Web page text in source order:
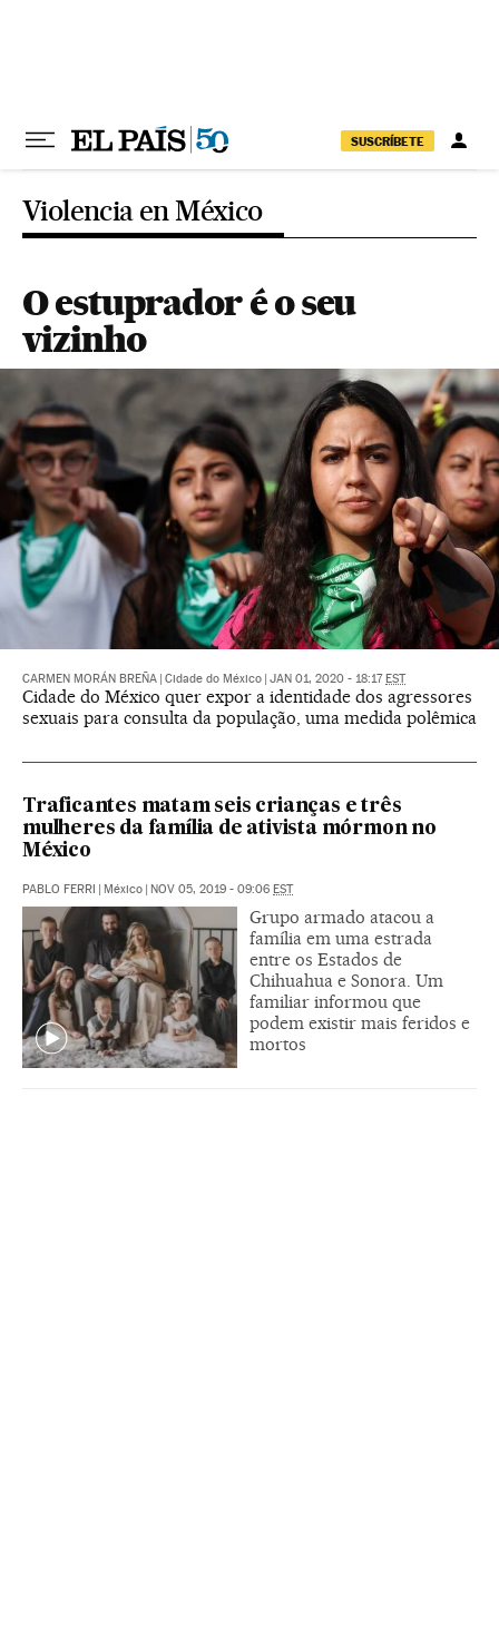
SUSCRÍBETE
Violencia en México
O estuprador é o seu
vizinho
CARMEN MORÁN BREÑA Cidade do México JAN 01, 2020 - 18:17 EST
Cidade do México quer expor a identidade dos agressores
sexuais para consulta da população, uma medida polêmica
Traficantes matam seis crianças e três
mulheres da família de ativista mórmon no
México
PABLO FERRI México NOV 05, 2019 - 09:06 EST
Grupo armado atacou a
família em uma estrada
entre os Estados de
Chihuahua e Sonora. Um
familiar informou que
podem existir mais feridos e
mortos